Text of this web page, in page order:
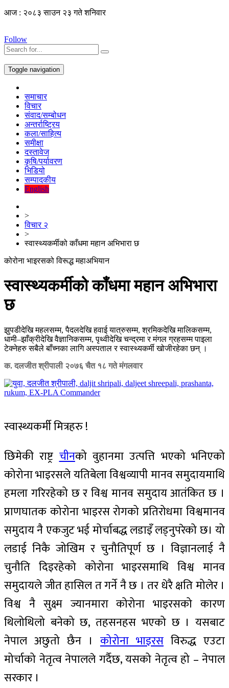
आज : २०८३ साउन २३ गते शनिवार
Follow
Toggle navigation
समाचार
विचार
संवाद/सम्बोधन
अन्तर्राष्ट्रिय
कला/साहित्य
समीक्षा
दस्तावेज
कृषि/पर्यावरण
भिडियो
सम्पादकीय
English
>
विचार २
>
स्वास्थ्यकर्मीको काँधमा महान अभिभारा छ
कोरोना भाइरसको विरूद्ध महाअभियान
स्वास्थ्यकर्मीको काँधमा महान अभिभारा
छ
झुपडीदेखि महलसम्म, पैदलदेखि हवाई यात्रुसम्म, श्रमिकदेखि मालिकसम्म,
धामी–झाँक्रीदेखि वैज्ञानिकसम्म, पृथ्वीदेखि चन्द्रमा र मंगल ग्रहसम्म पाइला
टेक्नेहरु सबैले बाँच्नका लागि अस्पताल र स्वास्थ्यकर्मी खोजीरहेका छन् ।
क. दलजीत श्रीपाली २०७६ चैत १८ गते मंगलवार
स्वास्थ्यकर्मी मित्रहरु !
छिमेकी राष्ट्रचीनको वुहानमा उत्पत्ति भएको भनिएको
कोरोना भाइरसले यतिबेला विश्वव्यापी मानव समुदायमाथि
हमला गरिरहेको छ र विश्व मानव समुदाय आतंकित छ ।
प्राणघातक कोरोना भाइरस रोगको प्रतिरोधमा विश्वमानव
समुदाय नै एकजुट भई मोर्चाबद्ध लडाइँ लड्नुपरेको छ। यो
लडाई निकै जोखिम र चुनौतिपूर्ण छ । विज्ञानलाई नै
चुनौति दिइरहेको कोरोना भाइरसमाथि विश्व मानव
समुदायले जीत हासिल त गर्ने नै छ । तर धेरै क्षति मोलेर ।
विश्व नै सुक्ष्म ज्यानमारा कोरोना भाइरसको कारण
थिलोथिलो बनेको छ, तहसनहस भएको छ । यसबाट
नेपाल अछुतो छैन । कोरोना भाइरस विरुद्ध एउटा
मोर्चाको नेतृत्व नेपालले गर्दैछ, यसको नेतृत्व हो – नेपाल
सरकार ।